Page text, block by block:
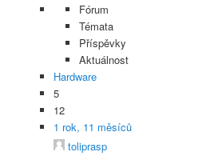
Fórum
Témata
Příspěvky
Aktuálnost
Hardware
5
12
1 rok, 11 měsíců
toliprasp